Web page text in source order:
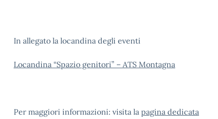
In allegato la locandina degli eventi
Locandina “Spazio genitori” – ATS Montagna
Per maggiori informazioni: visita la pagina dedicata